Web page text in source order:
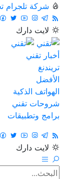
شركة تلجرام
لايت دارك
أخبار تقني
تريندنغ
الأفضل
الهواتف الذكية
شروحات تقني
برامج وتطبيقات
لايت دارك